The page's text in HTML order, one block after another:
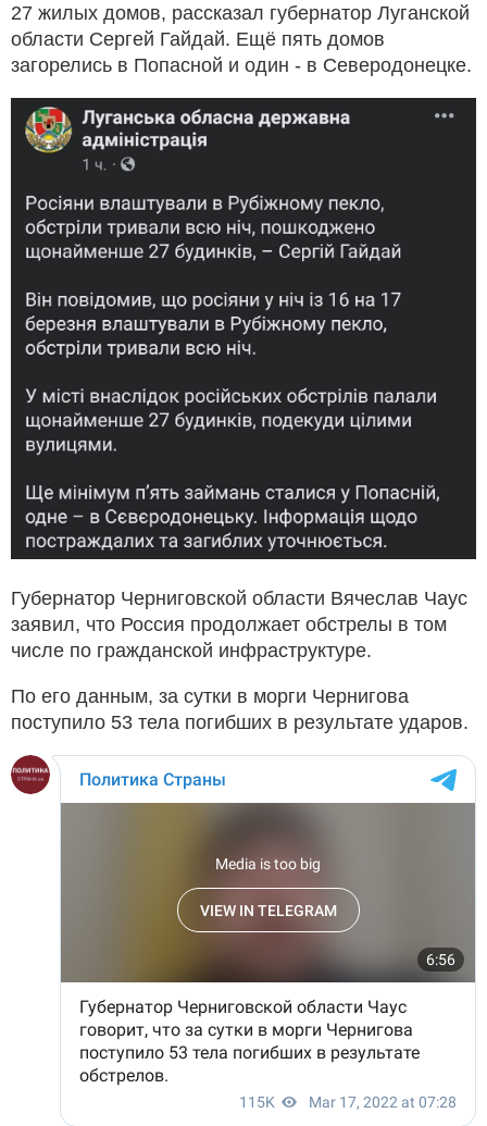
27 жилых домов, рассказал губернатор Луганской
области Сергей Гайдай. Ещё пять домов
загорелись в Попасной и один - в Северодонецке.
Губернатор Черниговской области Вячеслав Чаус
заявил, что Россия продолжает обстрелы в том
числе по гражданской инфраструктуре.
По его данным, за сутки в морги Чернигова
поступило 53 тела погибших в результате ударов.